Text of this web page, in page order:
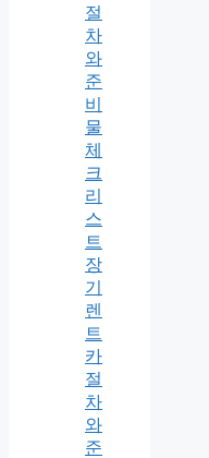
절
차
와
준
비
물
체
크
리
스
트
장
기
렌
트
카
절
차
와
준